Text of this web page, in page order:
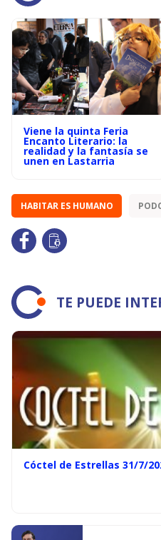
Viene la quinta Feria
Encanto Literario: la
realidad y la fantasía se
unen en Lastarria
HABITAR ES HUMANO
TE PUEDE
Cóctel de Estrellas 31/7/